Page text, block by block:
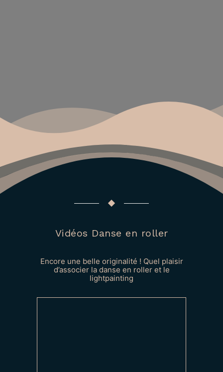
Vidéos Danse en roller
Encore une belle originalité ! Quel plaisir
d’associer la danse en roller et le
lightpainting